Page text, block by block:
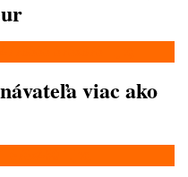
viac ako